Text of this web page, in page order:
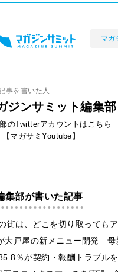
マガ
事を書いた人
ジンサミット編集部
のTwitterアカウントはこちら
【マガサミYoutube】
集部が書いた記事
街は、どこを切り取って
大戸屋の新メニュー開発
％が契約・報酬トラブ